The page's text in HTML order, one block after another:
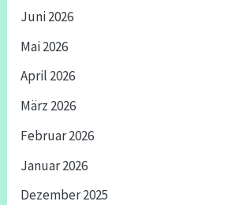
Juni 2026
Mai 2026
April 2026
März 2026
Februar 2026
Januar 2026
Dezember 2025